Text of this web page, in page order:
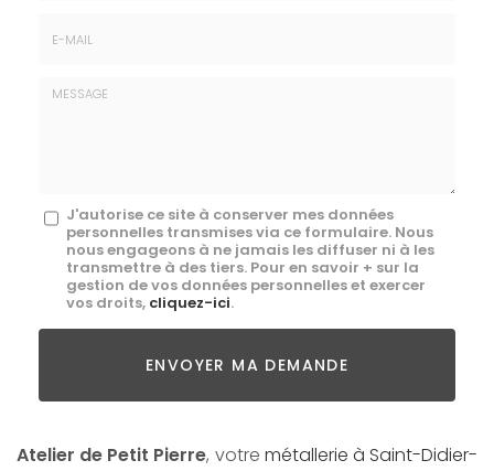
Message
J'autorise ce site à conserver mes données
personnelles transmises via ce formulaire. Nous
nous engageons à ne jamais les diffuser ni à les
transmettre à des tiers. Pour en savoir + sur la
gestion de vos données personnelles et exercer
vos droits, cliquez-ici.
Acceptation
ENVOYER MA DEMANDE
Atelier de Petit Pierre, votre métallerie à Saint-Didier-